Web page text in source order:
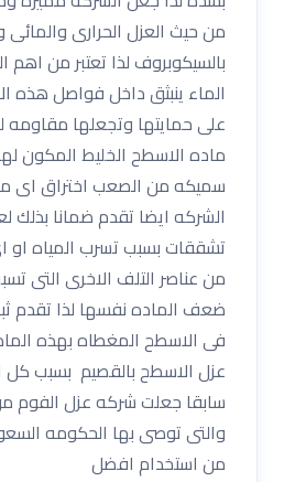
من حيث العزل الحرارى
بالسيكوبروف لذا تعتبر من اهم
الماء ينبثق داخل فواصل
على حمايتها وتجعلها مقاومه
ماده الاسطح الخليط المكون
سميكه من الصعب اختراق اى
الشركه ايضا تقدم ضمانا
تشققات بسبب تسرب المياه او
من عناصر التلف الاخرى التى
ضعف الماده نفسها لذا تقدم
فى الاسطح المغطاه بهذه
عزل الاسطح بالقصيم بسبب كل
سابقا جعلت شركه عزل الفوم
والتى توصى بها الحكومه
من استخدام افضل